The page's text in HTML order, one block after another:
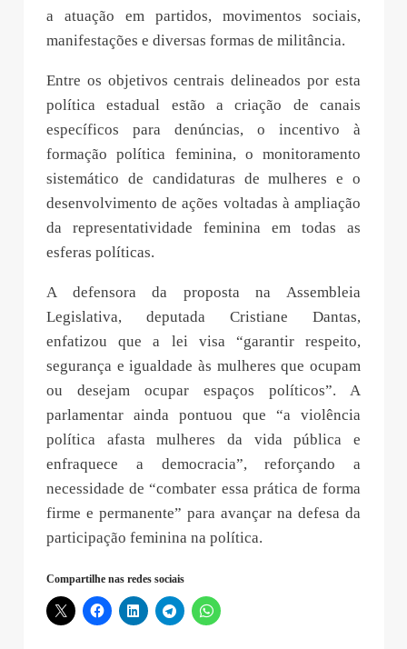
a atuação em partidos, movimentos sociais,
manifestações e diversas formas de militância.
Entre os objetivos centrais delineados por esta
política estadual estão a criação de canais
específicos para denúncias, o incentivo à
formação política feminina, o monitoramento
sistemático de candidaturas de mulheres e o
desenvolvimento de ações voltadas à ampliação
da representatividade feminina em todas as
esferas políticas.
A defensora da proposta na Assembleia
Legislativa, deputada Cristiane Dantas,
enfatizou que a lei visa “garantir respeito,
segurança e igualdade às mulheres que ocupam
ou desejam ocupar espaços políticos”. A
parlamentar ainda pontuou que “a violência
política afasta mulheres da vida pública e
enfraquece a democracia”, reforçando a
necessidade de “combater essa prática de forma
firme e permanente” para avançar na defesa da
participação feminina na política.
Compartilhe nas redes sociais